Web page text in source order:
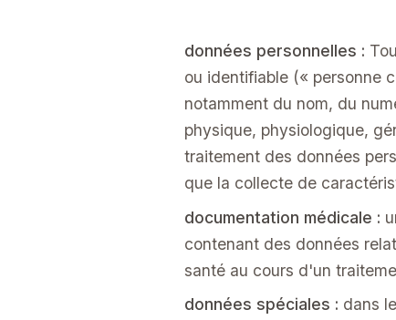
données personnelles :
ou identifiable (« personne
notamment du nom, du
physique, physiologique,
traitement des données
que la collecte de
documentation médicale :
contenant des données
santé au cours d'un
données spéciales : dans